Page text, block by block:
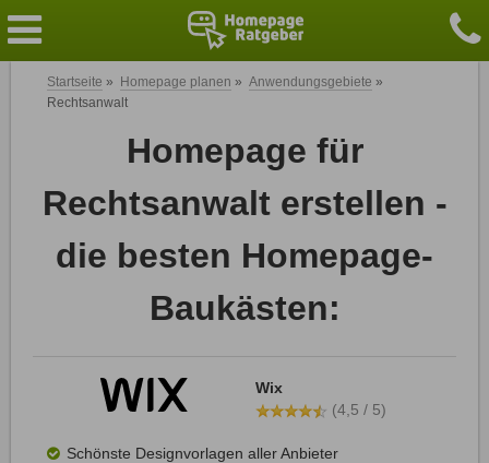
Startseite » Homepage planen » Anwendungsgebiete »
Rechtsanwalt
Homepage für
Rechtsanwalt erstellen -
die besten Homepage-
Baukästen:
Wix
(4,5 / 5)
Schönste Designvorlagen aller Anbieter